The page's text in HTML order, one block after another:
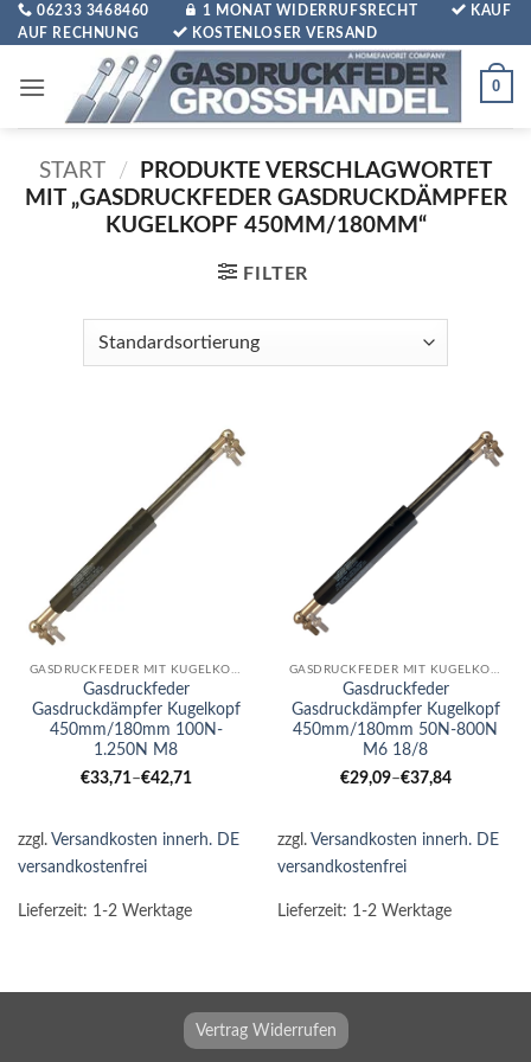
Zum
Inhalt
06233 3468460 1 MONAT WIDERRUFSRECHT
KAUF
AUF RECHNUNG
KOSTENLOSER VERSAND
0
START /
PRODUKTE VERSCHLAGWORTET
MIT „GASDRUCKFEDER GASDRUCKDÄMPFER
KUGELKOPF 450MM/180MM“
FILTER
GASDRUCKFEDER MIT KUGELKOPF
Gasdruckfeder
Gasdruckdämpfer Kugelkopf
450mm/180mm 100N-
1.250N M8
€33,71–€42,71
zzgl. Versandkosten innerh. DE
versandkostenfrei
Lieferzeit: 1-2 Werktage
GASDRUCKFEDER MIT KUGELKOPF
Gasdruckfeder
Gasdruckdämpfer Kugelkopf
450mm/180mm 50N-800N
M6 18/8
€29,09–€37,84
zzgl. Versandkosten innerh. DE
versandkostenfrei
Lieferzeit: 1-2 Werktage
Vertrag Widerrufen